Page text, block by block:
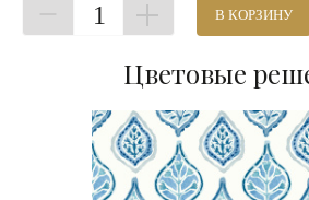
1 В КОРЗИНУ
Цветовые